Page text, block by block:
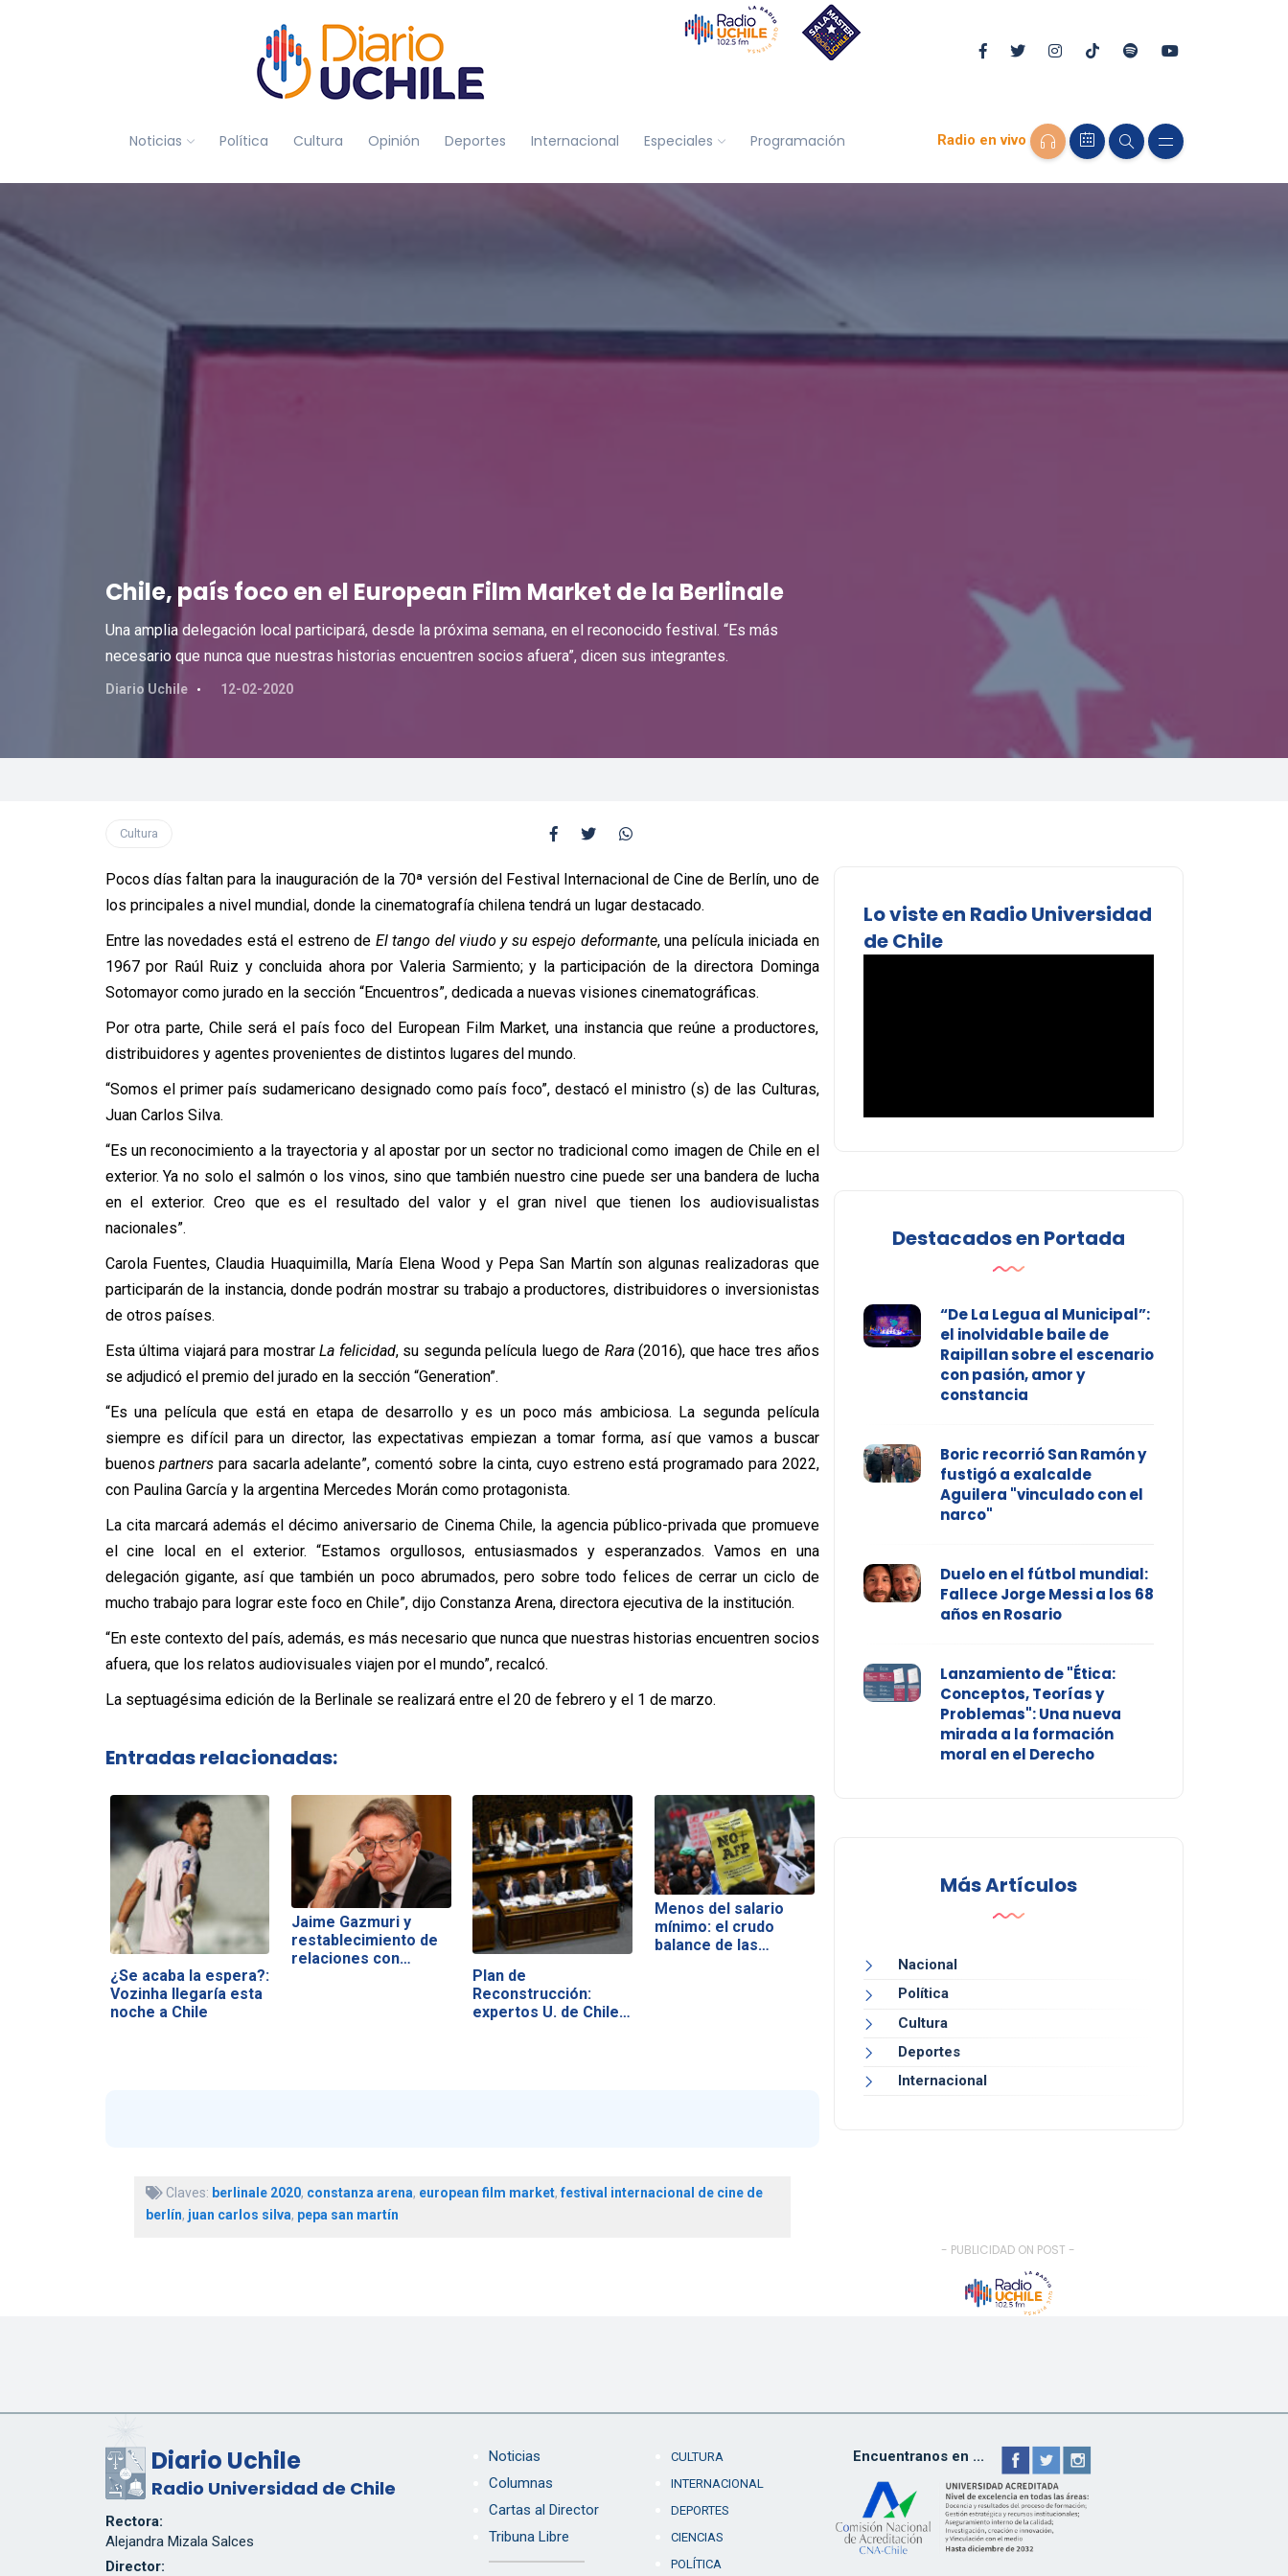
Noticias Política Cultura Opinión Deportes Internacional Especiales Programación Radio en vivo
Chile, país foco en el European Film Market de la Berlinale
Una amplia delegación local participará, desde la próxima semana, en el reconocido festival. “Es más
necesario que nunca que nuestras historias encuentren socios afuera”, dicen sus integrantes.
Diario Uchile 12-02-2020
Cultura
Pocos días faltan para la inauguración de la 70ª versión del Festival Internacional de Cine de Berlín, uno de
los principales a nivel mundial, donde la cinematografía chilena tendrá un lugar destacado.
Entre las novedades está el estreno de El tango del viudo y su espejo deformante, una película iniciada en
1967 por Raúl Ruiz y concluida ahora por Valeria Sarmiento; y la participación de la directora Dominga
Sotomayor como jurado en la sección “Encuentros”, dedicada a nuevas visiones cinematográficas.
Por otra parte, Chile será el país foco del European Film Market, una instancia que reúne a productores,
distribuidores y agentes provenientes de distintos lugares del mundo.
“Somos el primer país sudamericano designado como país foco”, destacó el ministro (s) de las Culturas,
Juan Carlos Silva.
“Es un reconocimiento a la trayectoria y al apostar por un sector no tradicional como imagen de Chile en el
exterior. Ya no solo el salmón o los vinos, sino que también nuestro cine puede ser una bandera de lucha
en el exterior. Creo que es el resultado del valor y el gran nivel que tienen los audiovisualistas
nacionales”.
Carola Fuentes, Claudia Huaquimilla, María Elena Wood y Pepa San Martín son algunas realizadoras que
participarán de la instancia, donde podrán mostrar su trabajo a productores, distribuidores o inversionistas
de otros países.
Esta última viajará para mostrarLa felicidad, su segunda película luego de Rara(2016), que hace tres años
se adjudicó el premio del jurado en la sección “Generation”.
“Es una película que está en etapa de desarrollo y es un poco más ambiciosa. La segunda película
siempre es difícil para un director, las expectativas empiezan a tomar forma, así que vamos a buscar
buenospartners para sacarla adelante”, comentó sobre la cinta, cuyo estreno está programado para 2022,
con Paulina García y la argentina Mercedes Morán como protagonista.
La cita marcará además el décimo aniversario de Cinema Chile, la agencia público-privada que promueve
el cine local en el exterior. “Estamos orgullosos, entusiasmados y esperanzados. Vamos en una
delegación gigante, así que también un poco abrumados, pero sobre todo felices de cerrar un ciclo de
mucho trabajo para lograr este foco en Chile”, dijo Constanza Arena, directora ejecutiva de la institución.
“En este contexto del país, además, es más necesario que nunca que nuestras historias encuentren socios
afuera, que los relatos audiovisuales viajen por el mundo”, recalcó.
La septuagésima edición de la Berlinale se realizará entre el 20 de febrero y el 1 de marzo.
Entradas relacionadas:
¿Se acaba la espera?:
Vozinha llegaría esta
noche a Chile
Jaime Gazmuri y
restablecimiento de
relaciones con…
Plan de
Reconstrucción:
expertos U. de Chile…
Menos del salario
mínimo: el crudo
balance de las…
Claves: berlinale 2020, constanza arena, european film market,festival internacional de cine de
berlín, juan carlos silva, pepa san martín
Lo viste en Radio Universidad
de Chile
Destacados en Portada
“De La Legua al Municipal”:
el inolvidable baile de
Raipillan sobre el escenario
con pasión, amor y
constancia
Boric recorrió San Ramón y
fustigó a exalcalde
Aguilera "vinculado con el
narco"
Duelo en el fútbol mundial:
Fallece Jorge Messi a los 68
años en Rosario
Lanzamiento de "Ética:
Conceptos, Teorías y
Problemas": Una nueva
mirada a la formación
moral en el Derecho
Más Artículos
Nacional
Política
Cultura
Deportes
Internacional
- PUBLICIDAD ON POST -
Diario Uchile
Radio Universidad de Chile
Rectora:
Alejandra Mizala Salces
Director:
Noticias
Columnas
Cartas al Director
Tribuna Libre
CULTURA
INTERNACIONAL
DEPORTES
CIENCIAS
POLÍTICA
Encuentranos en ...